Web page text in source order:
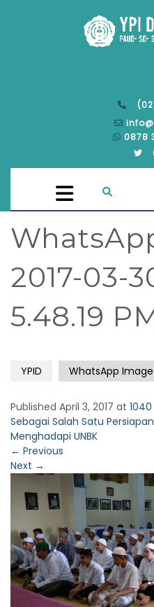
0878
2017-03-
5.48.19
YPID WhatsApp
Published April 3, 2017 at
Sebagai Salah Satu
Menghadapi UNBK
← Previous
Next →